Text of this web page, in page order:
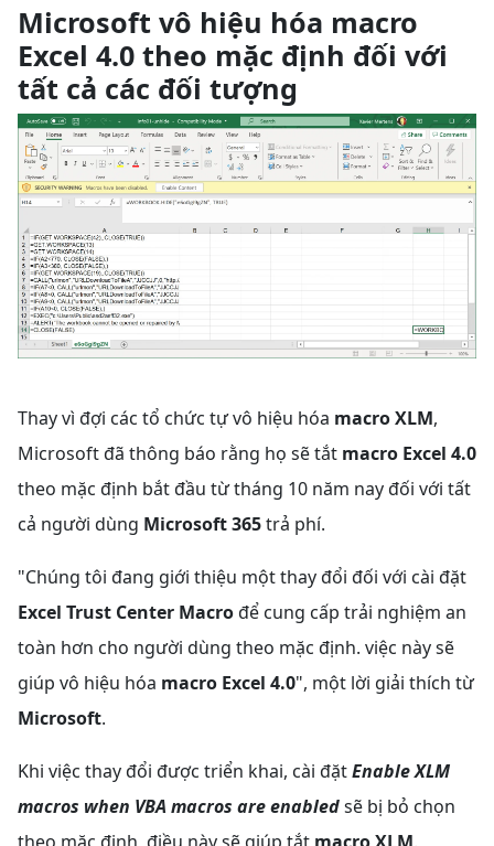
Microsoft vô hiệu hóa macro
Excel 4.0 theo mặc định đối với
tất cả các đối tượng
Thay vì đợi các tổ chức tự vô hiệu hóa macro XLM,
Microsoft đã thông báo rằng họ sẽ tắt macro Excel 4.0
theo mặc định bắt đầu từ tháng 10 năm nay đối với tất
cả người dùng Microsoft 365trả phí.
"Chúng tôi đang giới thiệu một thay đổi đối với cài đặt
Excel Trust Center Macrođể cung cấp trải nghiệm an
toàn hơn cho người dùng theo mặc định. việc này sẽ
giúp vô hiệu hóa macro Excel 4.0", một lời giải thích từ
Microsoft.
Khi việc thay đổi được triển khai, cài đặtEnable XLM
macros when VBA macros are enabledsẽ bị bỏ chọn